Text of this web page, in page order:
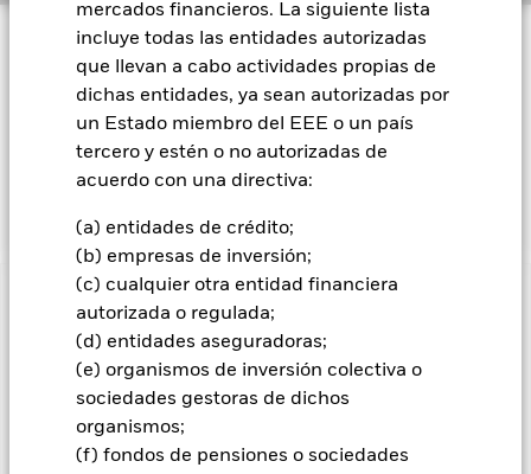
mercados financieros. La siguiente lista
incluye todas las entidades autorizadas
que llevan a cabo actividades propias de
dichas entidades, ya sean autorizadas por
un Estado miembro del EEE o un país
tercero y estén o no autorizadas de
acuerdo con una directiva:
(a) entidades de crédito;
(b) empresas de inversión;
(c) cualquier otra entidad financiera
autorizada o regulada;
(d) entidades aseguradoras;
(e) organismos de inversión colectiva o
sociedades gestoras de dichos
organismos;
(f) fondos de pensiones o sociedades
Filosofía de inversión
El fondo iShares STOXX USA Equity Multifactor UCITS ETF
trata obtener una rentabilidad de su inversión, a través de
una combinación de revalorización del capital y rendimientos
de los activos del Fondo, que refleje la rentabilidad del
STOXX US Equity Factor Screened, el índice de referencia del
INFORMACIÓN IMPORTANTE: Capital en Riesgo.
de las inversiones y los ingresos derivados de ellas pueden
subir o bajar, y no están garantizados. Es posible que los
inversores no recuperen la cantidad invertida originalmente.
Información importante:
rendimientos generados por ella variarán y no puede
garantizarse la cantidad de su inversión inicial. Los fondos